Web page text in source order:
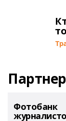
Фотобанк